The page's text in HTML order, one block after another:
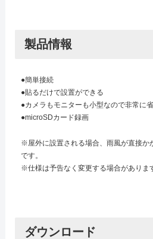
製品情報
●簡単接続
●貼るだけで設置ができる
●カメラもモニターも小型なので非常に
●microSDカード録画
※屋外に設置される場合、雨風が直接か
です。
※仕様は予告なく変更する場合がありま
ダウンロード